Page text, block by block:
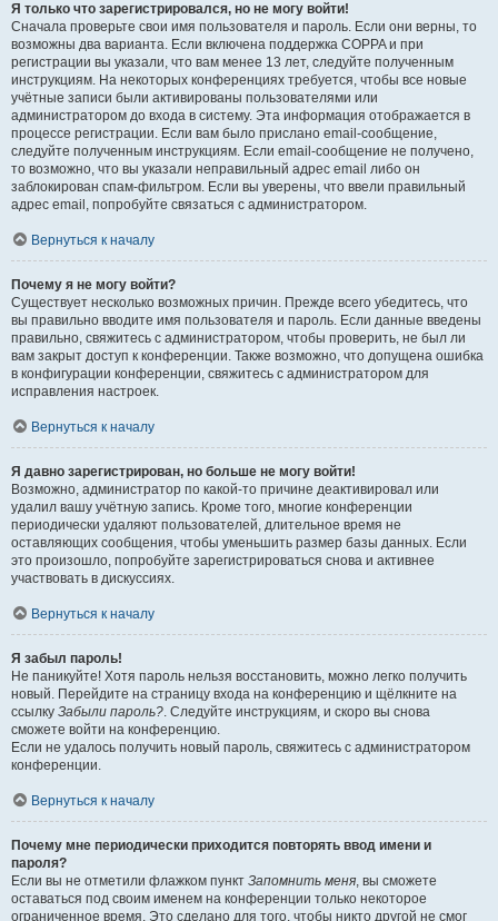
Я только что зарегистрировался, но не могу войти!
Сначала проверьте свои имя пользователя и пароль. Если они верны, то
возможны два варианта. Если включена поддержка COPPA и при
регистрации вы указали, что вам менее 13 лет, следуйте полученным
инструкциям. На некоторых конференциях требуется, чтобы все новые
учётные записи были активированы пользователями или
администратором до входа в систему. Эта информация отображается в
процессе регистрации. Если вам было прислано email-сообщение,
следуйте полученным инструкциям. Если email-сообщение не получено,
то возможно, что вы указали неправильный адрес email либо он
заблокирован спам-фильтром. Если вы уверены, что ввели правильный
адрес email, попробуйте связаться с администратором.
Вернуться к началу
Почему я не могу войти?
Существует несколько возможных причин. Прежде всего убедитесь, что
вы правильно вводите имя пользователя и пароль. Если данные введены
правильно, свяжитесь с администратором, чтобы проверить, не был ли
вам закрыт доступ к конференции. Также возможно, что допущена ошибка
в конфигурации конференции, свяжитесь с администратором для
исправления настроек.
Вернуться к началу
Я давно зарегистрирован, но больше не могу войти!
Возможно, администратор по какой-то причине деактивировал или
удалил вашу учётную запись. Кроме того, многие конференции
периодически удаляют пользователей, длительное время не
оставляющих сообщения, чтобы уменьшить размер базы данных. Если
это произошло, попробуйте зарегистрироваться снова и активнее
участвовать в дискуссиях.
Вернуться к началу
Я забыл пароль!
Не паникуйте! Хотя пароль нельзя восстановить, можно легко получить
новый. Перейдите на страницу входа на конференцию и щёлкните на
ссылку Забыли пароль?. Следуйте инструкциям, и скоро вы снова
сможете войти на конференцию.
Если не удалось получить новый пароль, свяжитесь с администратором
конференции.
Вернуться к началу
Почему мне периодически приходится повторять ввод имени и
пароля?
Если вы не отметили флажком пункт Запомнить меня, вы сможете
оставаться под своим именем на конференции только некоторое
ограниченное время. Это сделано для того, чтобы никто другой не смог